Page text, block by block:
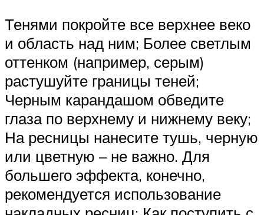
Тенями покройте все верхнее веко
и область над ним; Более светлым
оттенком (например, серым)
растушуйте границы теней;
Черным карандашом обведите
глаза по верхнему и нижнему веку;
На ресницы нанесите тушь, черную
или цветную – не важно. Для
большего эффекта, конечно,
рекомендуется использование